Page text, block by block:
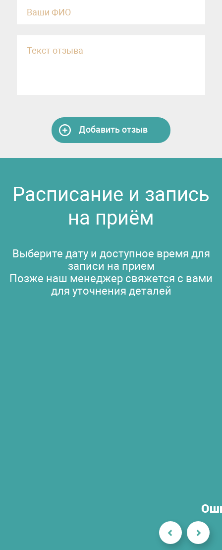
Добавить отзыв
Расписание и запись
на приём
Выберите дату и доступное время для
записи на прием
Позже наш менеджер свяжется с вами
для уточнения деталей